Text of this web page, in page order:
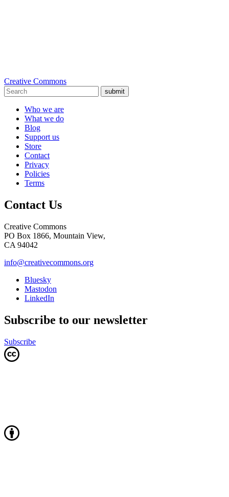
Creative Commons
submit
Who we are
What we do
Blog
Support us
Store
Contact
Privacy
Policies
Terms
Contact Us
Creative Commons
PO Box 1866, Mountain View,
CA 94042
info@creativecommons.org
Bluesky
Mastodon
LinkedIn
Subscribe to our newsletter
Subscribe